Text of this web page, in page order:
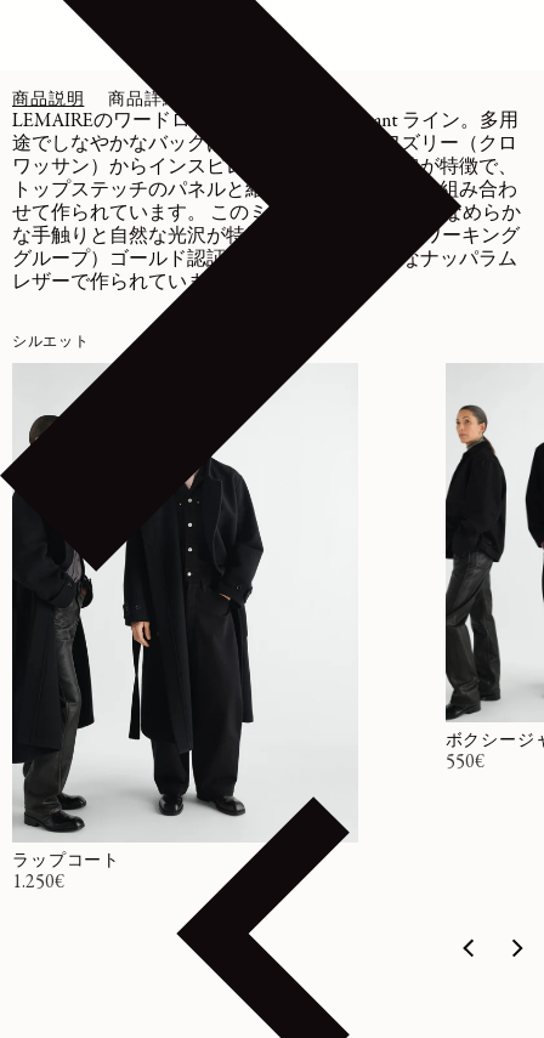
商品説明 商品詳細
LEMAIREのワードローブを象徴するCroissant ライン。多用
途でしなやかなバッグは、同名のヴィエノワズリー（クロ
ワッサン）からインスピレーションを得た曲線が特徴で、
トップステッチのパネルと結び目のディテールを組み合わ
せて作られています。 このミディアムバッグは、なめらか
な手触りと自然な光沢が特徴の、LWG（レザーワーキング
グループ）ゴールド認証の柔らかくしなやかなナッパラム
レザーで作られています。
シルエット
ラップコート
通常価格
1.250€
ボクシージ
通常価格
550€